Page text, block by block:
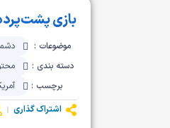
بازی
موضوعات :
دسته بندی :
برچسب :
اشتراک گذاری